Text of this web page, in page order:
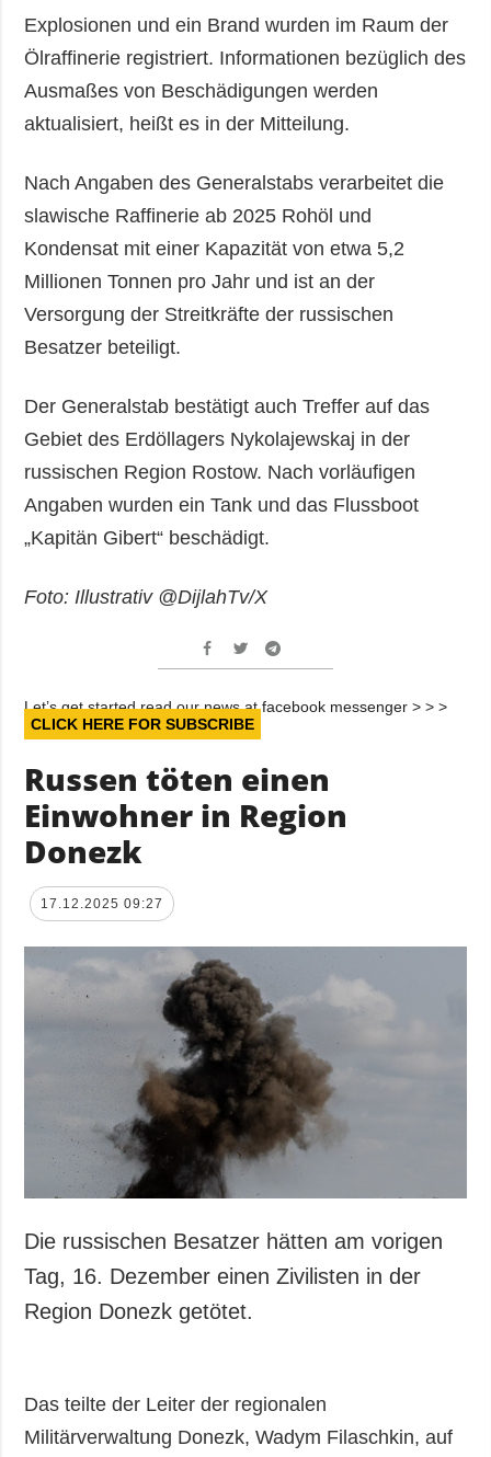
Explosionen und ein Brand wurden im Raum der
Ölraffinerie registriert. Informationen bezüglich des
Ausmaßes von Beschädigungen werden
aktualisiert, heißt es in der Mitteilung.
Nach Angaben des Generalstabs verarbeitet die
slawische Raffinerie ab 2025 Rohöl und
Kondensat mit einer Kapazität von etwa 5,2
Millionen Tonnen pro Jahr und ist an der
Versorgung der Streitkräfte der russischen
Besatzer beteiligt.
Der Generalstab bestätigt auch Treffer auf das
Gebiet des Erdöllagers Nykolajewskaj in der
russischen Region Rostow. Nach vorläufigen
Angaben wurden ein Tank und das Flussboot
„Kapitän Gibert“ beschädigt.
Foto: Illustrativ @DijlahTv/X
Let’s get started read our news at facebook messenger > > >
CLICK HERE FOR SUBSCRIBE
Russen töten einen
Einwohner in Region
Donezk
17.12.2025 09:27
Die russischen Besatzer hätten am vorigen
Tag, 16. Dezember einen Zivilisten in der
Region Donezk getötet.
Das teilte der Leiter der regionalen
Militärverwaltung Donezk, Wadym Filaschkin, auf